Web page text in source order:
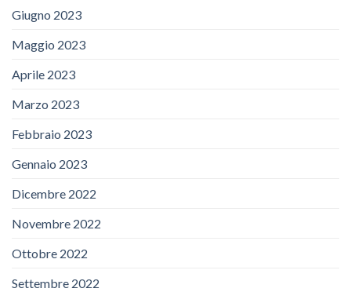
Giugno 2023
Maggio 2023
Aprile 2023
Marzo 2023
Febbraio 2023
Gennaio 2023
Dicembre 2022
Novembre 2022
Ottobre 2022
Settembre 2022